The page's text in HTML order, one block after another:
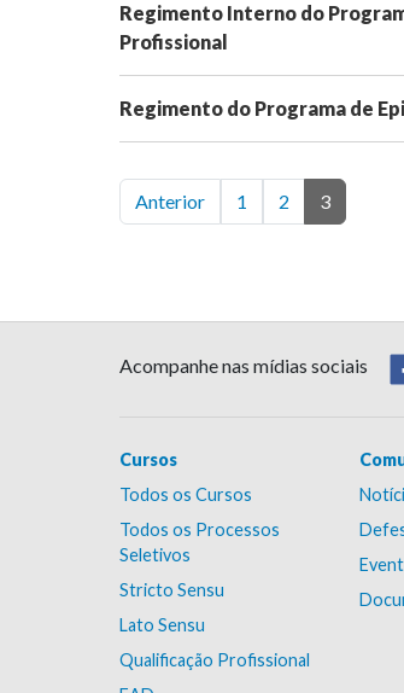
Regimento Interno do
Profissional
Regimento do Programa de
Anterior 1 2 3
Acompanhe nas mídias sociais
Cursos
Todos os Cursos
Todos os Processos
Seletivos
Stricto Sensu
Lato Sensu
Qualificação Profissional